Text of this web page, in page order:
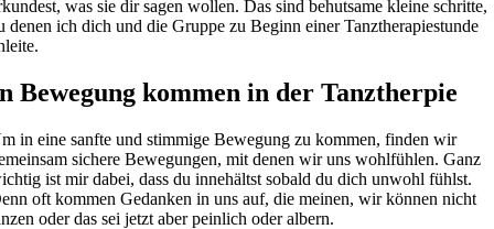
was sie dir sagen wollen. Das sind behutsame kleine schritte,
denen ich dich und die Gruppe zu Beginn einer Tanztherapiestunde
Bewegung kommen in der Tanztherpie
in eine sanfte und stimmige Bewegung zu kommen, finden wir
sichere Bewegungen, mit denen wir uns wohlfühlen. Ganz
ist mir dabei, dass du innehältst sobald du dich unwohl fühlst.
oft kommen Gedanken in uns auf, die meinen, wir können nicht
oder das sei jetzt aber peinlich oder albern.